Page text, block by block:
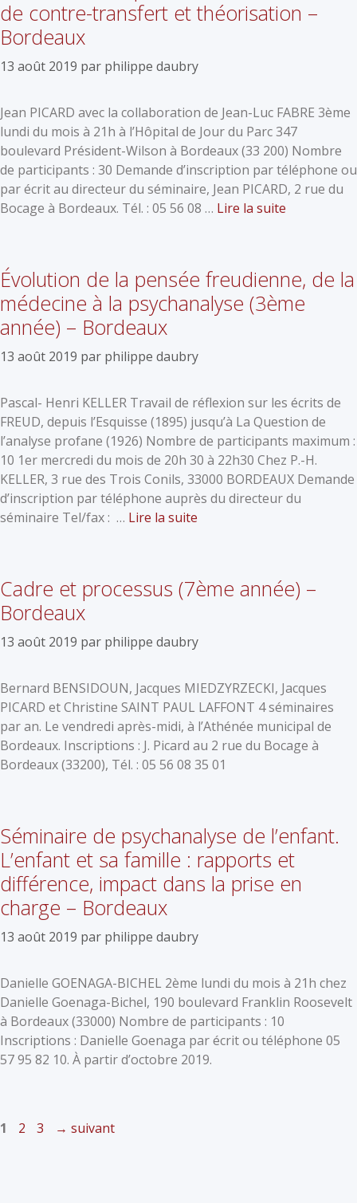
de contre-transfert et théorisation –
Bordeaux
13 août 2019 par philippe daubry
Jean PICARD avec la collaboration de Jean-Luc FABRE 3ème
lundi du mois à 21h à l’Hôpital de Jour du Parc 347
boulevard Président-Wilson à Bordeaux (33 200) Nombre
de participants : 30 Demande d’inscription par téléphone ou
par écrit au directeur du séminaire, Jean PICARD, 2 rue du
Bocage à Bordeaux. Tél. : 05 56 08 … Lire la suite
Évolution de la pensée freudienne, de la
médecine à la psychanalyse (3ème
année) – Bordeaux
13 août 2019 par philippe daubry
Pascal- Henri KELLER Travail de réflexion sur les écrits de
FREUD, depuis l’Esquisse (1895) jusqu’à La Question de
l’analyse profane (1926) Nombre de participants maximum :
10 1er mercredi du mois de 20h 30 à 22h30 Chez P.-H.
KELLER, 3 rue des Trois Conils, 33000 BORDEAUX Demande
d’inscription par téléphone auprès du directeur du
séminaire Tel/fax : … Lire la suite
Cadre et processus (7ème année) –
Bordeaux
13 août 2019 par philippe daubry
Bernard BENSIDOUN, Jacques MIEDZYRZECKI, Jacques
PICARD et Christine SAINT PAUL LAFFONT 4 séminaires
par an. Le vendredi après-midi, à l’Athénée municipal de
Bordeaux. Inscriptions : J. Picard au 2 rue du Bocage à
Bordeaux (33200), Tél. : 05 56 08 35 01
Séminaire de psychanalyse de l’enfant.
L’enfant et sa famille : rapports et
différence, impact dans la prise en
charge – Bordeaux
13 août 2019 par philippe daubry
Danielle GOENAGA-BICHEL 2ème lundi du mois à 21h chez
Danielle Goenaga-Bichel, 190 boulevard Franklin Roosevelt
à Bordeaux (33000) Nombre de participants : 10
Inscriptions : Danielle Goenaga par écrit ou téléphone 05
57 95 82 10. À partir d’octobre 2019.
1 2 3 → suivant